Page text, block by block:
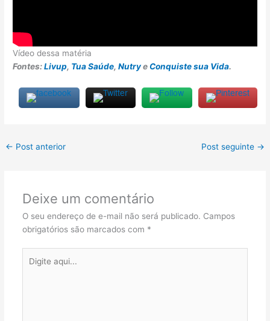
Vídeo dessa matéria
Fontes:Livup, Tua Saúde,Nutrye Conquiste sua Vida.
← Post anterior Post seguinte →
Deixe um comentário
O seu endereço de e-mail não será publicado. Campos
obrigatórios são marcados com *
aqui...